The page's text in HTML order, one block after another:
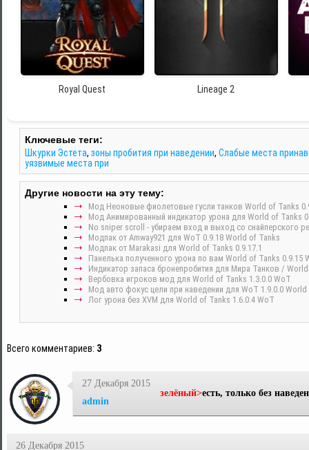
Royal Quest Lineage 2
Ключевые теги:
Шкурки Эстета, зоны пробития при наведении, Слабые места
уязвимые места при
Другие новости на эту тему:
Мод Неоновые фиолетовые гусли танков World of Tanks
Мод Анимированный индикатор урона для World of Tanks
No sniper scroll - убираем вход и выход со снайперского
Модпак от Amway921 для WoT 0.9.18 World of Tanks
Модпак от Marakasi для World of Tanks 0.9.17.1
Панелька полученного урона по вам World of Tanks 0.9.15
Индикатор запаса бронепробития для Мира Танков / World
Вербовка игроков мод для World of Tanks 1.3.0.0 WoT
Мод авто фокус цели при наведении для WoT 1.9.0.0
Лог урона без XVM для World of Tanks 1.6.0.4 WoT
Всего комментариев: 3
27 Декабря 2015
admin
зелёный>есть, только без
26 Декабря 2015